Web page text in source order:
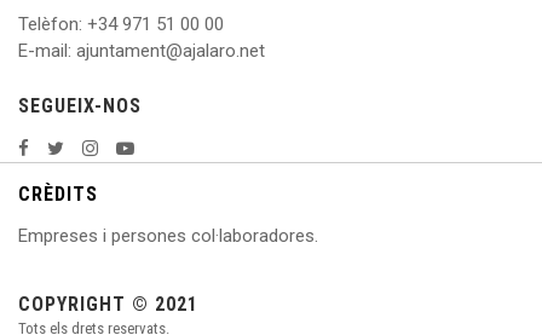
Telèfon: +34 971 51 00 00
E-mail: ajuntament@ajalaro.net
SEGUEIX-NOS
CRÈDITS
Empreses i persones col·laboradores.
COPYRIGHT © 2021
Tots els drets reservats.